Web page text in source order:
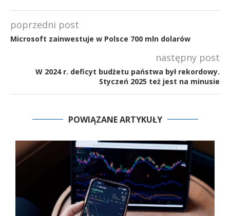
poprzedni post
Microsoft zainwestuje w Polsce 700 mln dolarów
następny post
W 2024 r. deficyt budżetu państwa był rekordowy.
Styczeń 2025 też jest na minusie
POWIĄZANE ARTYKUŁY